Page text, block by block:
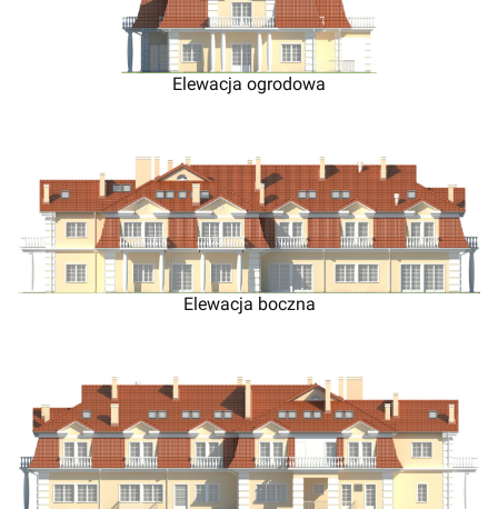
Elewacja ogrodowa
Elewacja boczna